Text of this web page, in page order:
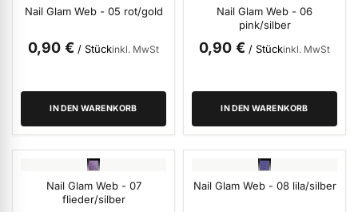
Nagelfeilen, Werkzeuge, Tips & Zubehör anzeigen
Hygiene anzeigen
Hand- & Körperpflege anzeigen
Nail Glam Web - 05 rot/gold
0,90 € / Stückinkl. MwSt
IN DEN WARENKORB
Nail Glam Web - 06
pink/silber
0,90 € / Stückinkl. MwSt
IN DEN WARENKORB
Nail Glam Web - 07
flieder/silber
Nail Glam Web - 08 lila/silber